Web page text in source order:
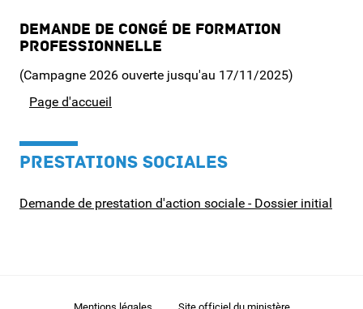
Demande de congé de formation
professionnelle
(Campagne 2026 ouverte jusqu'au 17/11/2025)
Page d'accueil
PRESTATIONS SOCIALES
Demande de prestation d'action sociale - Dossier initial